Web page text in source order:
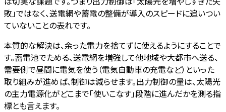
敗」ではなく、送電網や蓄電の整備が導入のスピードに追いつい
ていないことの表れです。
本質的な解決は、余った電力を捨てずに使えるようにすることで
す。蓄電池でためる、送電網を増強して他地域や大都市へ送る、
需要側で昼間に電気を使う（電気自動車の充電など）といった
取り組みが進めば、制御は減らせます。出力制御の量は、太陽光
の主力電源化がどこまで「使いこなす」段階に進んだかを測る指
標とも言えます。